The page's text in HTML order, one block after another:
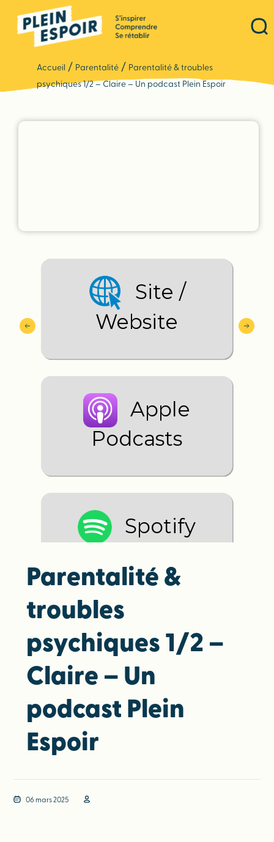
Accueil / Parentalité/ Parentalité & troubles
psychiques 1/2 – Claire – Un podcast Plein Espoir
Parentalité &
troubles
psychiques 1/2 –
Claire – Un
podcast Plein
Espoir
06 mars 2025
Panneau de gestion des cookies